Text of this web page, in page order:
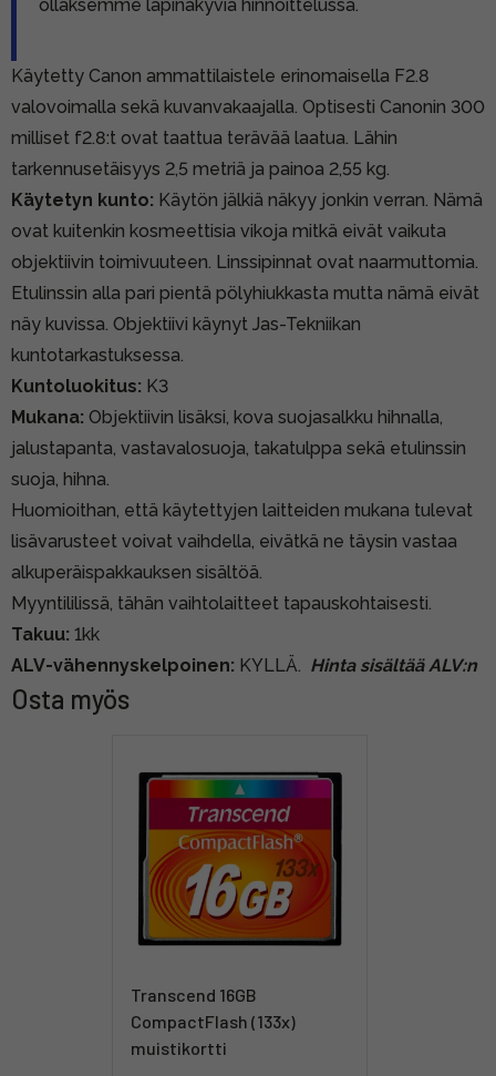
ollaksemme läpinäkyviä hinnoittelussa.
Käytetty Canon ammattilaistele erinomaisella F2.8
valovoimalla sekä kuvanvakaajalla. Optisesti Canonin 300
milliset f2.8:t ovat taattua terävää laatua. Lähin
tarkennusetäisyys 2,5 metriä ja painoa 2,55 kg.
Käytetyn kunto: Käytön jälkiä näkyy jonkin verran. Nämä
ovat kuitenkin kosmeettisia vikoja mitkä eivät vaikuta
objektiivin toimivuuteen. Linssipinnat ovat naarmuttomia.
Etulinssin alla pari pientä pölyhiukkasta mutta nämä eivät
näy kuvissa. Objektiivi käynyt Jas-Tekniikan
kuntotarkastuksessa.
Kuntoluokitus: K3
Mukana: Objektiivin lisäksi, kova suojasalkku hihnalla,
jalustapanta, vastavalosuoja, takatulppa sekä etulinssin
suoja, hihna.
Huomioithan, että käytettyjen laitteiden mukana tulevat
lisävarusteet voivat vaihdella, eivätkä ne täysin vastaa
alkuperäispakkauksen sisältöä.
Myyntililissä, tähän vaihtolaitteet tapauskohtaisesti.
Takuu: 1kk
ALV-vähennyskelpoinen: KYLLÄ. Hinta sisältää ALV:n
Osta myös
Transcend 16GB
CompactFlash (133x)
muistikortti